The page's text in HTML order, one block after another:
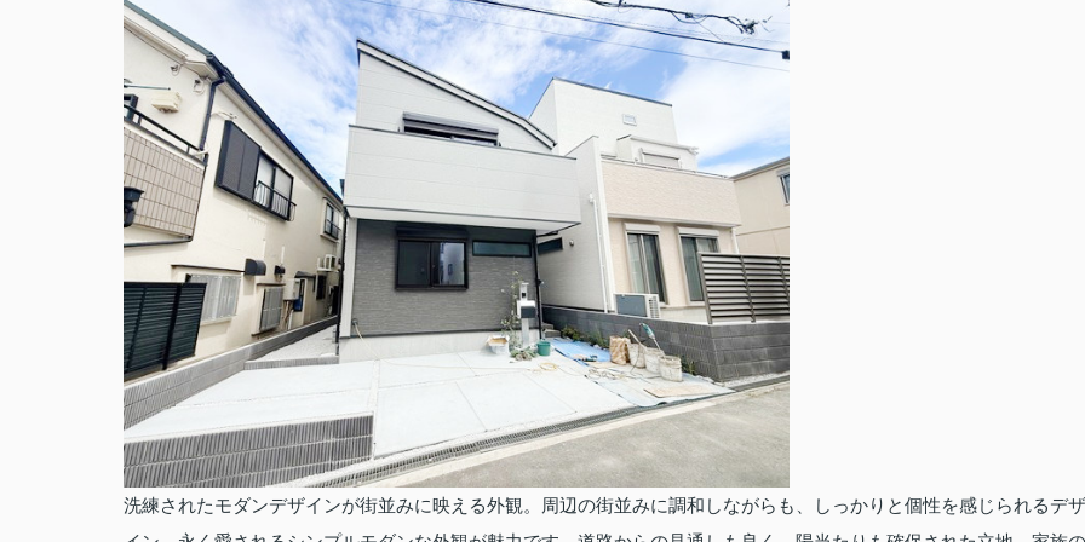
洗練されたモダンデザインが街並みに映える外観。周辺の街並みに調和しながらも、しっかりと個性を感じられるデザ